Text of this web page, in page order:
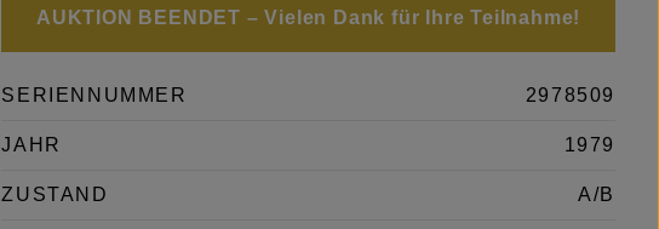
AUKTION BEENDET – Vielen Dank für Ihre Teilnahme!
SERIENNUMMER 2978509
JAHR 1979
ZUSTAND A/B